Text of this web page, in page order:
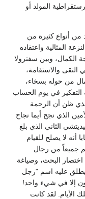
المولد أو
من أنواع كثيرة من
المثالية واعتقاده
الكمال، وبين سفنرولا
التقى والاستقامة،
من حوله بسخاء،
في يوم الحساب
ظن أن الرحمة
الذي نجح أيما نجاح
الثاني الذي بلغ
أنه لا يصلح للقيام
جميعاً من رجال
اختصار البحث، وصياغة
يطلق عليه اسم "رجل
إلا في شيء واحد!
الأيام. لقد كانت